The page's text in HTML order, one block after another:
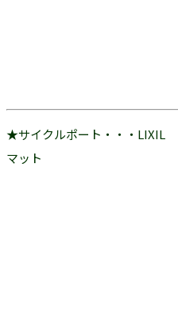
★サイクルポート・・・LIXIL
マット